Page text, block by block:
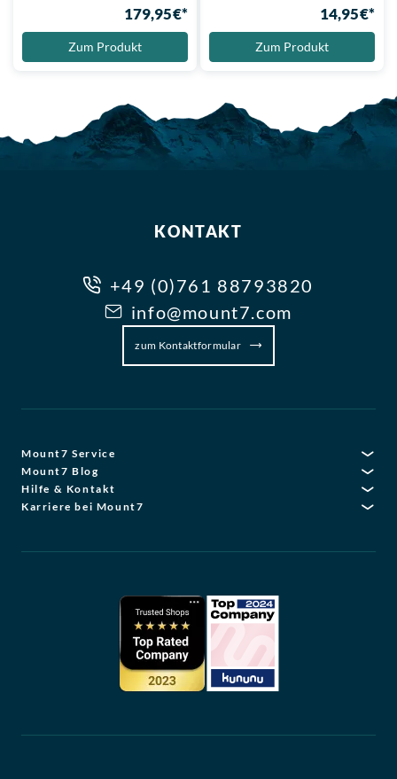
179,95 €*
Zum Produkt
14,95 €*
Zum Produkt
KONTAKT
+49 (0)761 88793820
info@mount7.com
zum Kontaktformular
Mount7 Service
Mount7 Blog
Hilfe & Kontakt
Karriere bei Mount7